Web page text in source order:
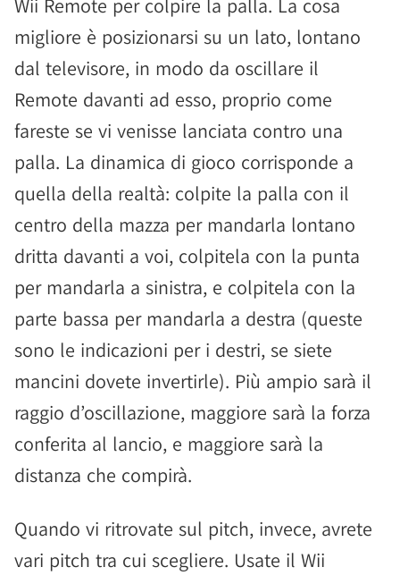
Wii Remote per colpire la palla. La cosa
migliore è posizionarsi su un lato, lontano
dal televisore, in modo da oscillare il
Remote davanti ad esso, proprio come
fareste se vi venisse lanciata contro una
palla. La dinamica di gioco corrisponde a
quella della realtà: colpite la palla con il
centro della mazza per mandarla lontano
dritta davanti a voi, colpitela con la punta
per mandarla a sinistra, e colpitela con la
parte bassa per mandarla a destra (queste
sono le indicazioni per i destri, se siete
mancini dovete invertirle). Più ampio sarà il
raggio d’oscillazione, maggiore sarà la forza
conferita al lancio, e maggiore sarà la
distanza che compirà.
Quando vi ritrovate sul pitch, invece, avrete
vari pitch tra cui scegliere. Usate il Wii